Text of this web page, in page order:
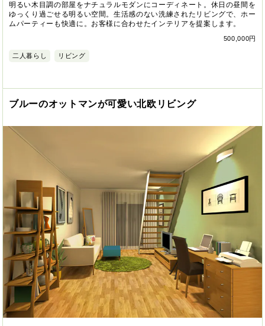
明るい木目調の部屋をナチュラルモダンにコーディネート。休日の昼間を
ゆっくり過ごせる明るい空間。生活感のない洗練されたリビングで、ホー
ムパーティーも快適に。お客様に合わせたインテリアを提案します。
500,000円
二人暮らし リビング
ブルーのオットマンが可愛い北欧リビング